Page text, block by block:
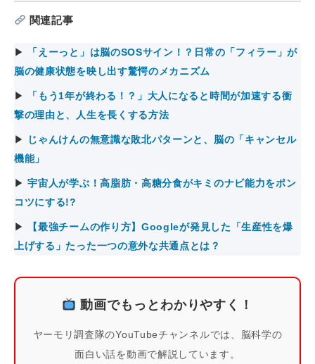
関連記事
▶
「えーっと」は脳のSOSサイン！？日常の「フィラー」が
脳の健康状態を映し出す驚愕のメカニズム
▶
「もう1年が終わる！？」大人になると時間が加速する衝
撃の理由と、人生を長くする方法
▶
じゃんけんの無意識な敗北パターンと、脳の「キャンセル
機能」
▶宇宙人が学ぶ！高脂肪・高糖分食がキミのナビ能力をポン
コツにする!?
▶
【最強チームの作り方】Googleが発見した「生産性を爆
上げする」たった一つの意外な共通点とは？
動画でもっとわかりやすく！
ヤーモリ調査隊のYouTubeチャンネルでは、脳科学の
面白い話を動画で解説しています。